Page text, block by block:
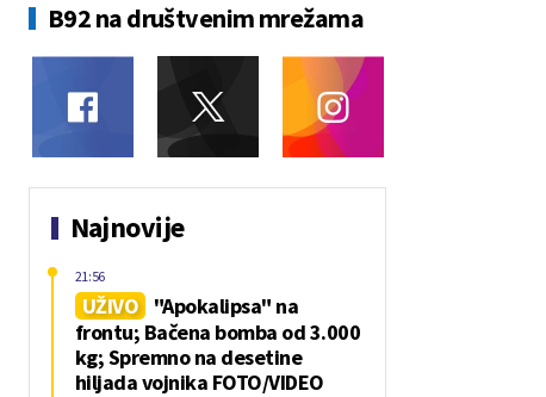
B92 na društvenim mrežama
Najnovije
UŽIVO
"Apokalipsa" na
frontu; Bačena bomba od 3.000
kg; Spremno na desetine
hiljada vojnika FOTO/VIDEO
21:56